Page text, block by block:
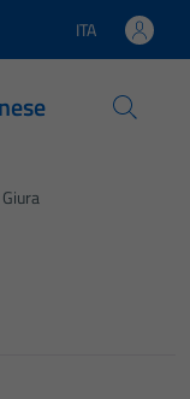
Lingua attiva:
ITA